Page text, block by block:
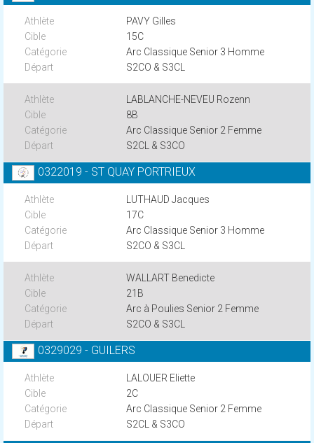
PAVY Gilles
15C
Arc Classique Senior 3 Homme
S2CO & S3CL
LABLANCHE-NEVEU Rozenn
8B
Arc Classique Senior 2 Femme
S2CL & S3CO
0322019 - ST QUAY PORTRIEUX
LUTHAUD Jacques
17C
Arc Classique Senior 3 Homme
S2CO & S3CL
WALLART Benedicte
21B
Arc à Poulies Senior 2 Femme
S2CO & S3CL
0329029 - GUILERS
LALOUER Eliette
2C
Arc Classique Senior 2 Femme
S2CL & S3CO